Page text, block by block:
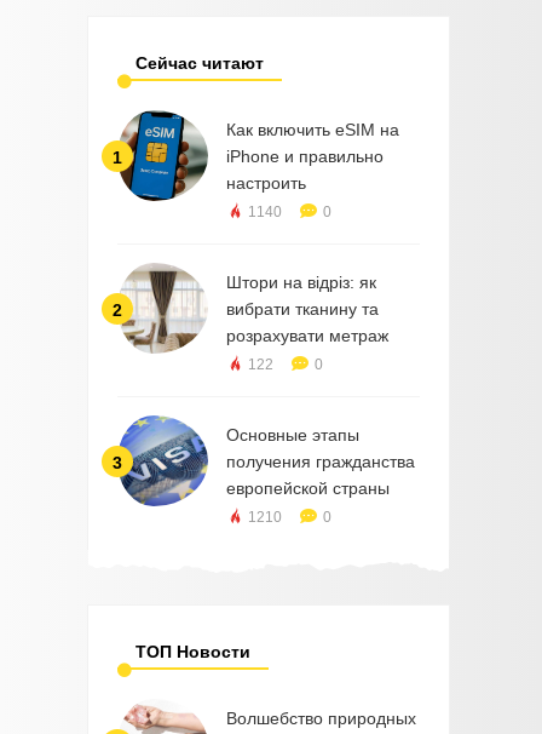
Сейчас читают
1
Как включить eSIM на
iPhone и правильно
настроить
1140 0
2
Штори на відріз: як
вибрати тканину та
розрахувати метраж
122 0
3
Основные этапы
получения гражданства
европейской страны
1210 0
ТОП Новости
Волшебство природных